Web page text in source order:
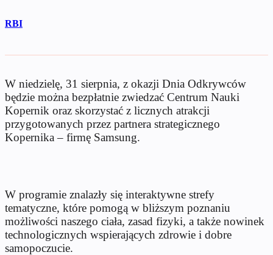
RBI
W niedzielę, 31 sierpnia, z okazji Dnia Odkrywców
będzie można bezpłatnie zwiedzać Centrum Nauki
Kopernik oraz skorzystać z licznych atrakcji
przygotowanych przez partnera strategicznego
Kopernika – firmę Samsung.
W programie znalazły się interaktywne strefy
tematyczne, które pomogą w bliższym poznaniu
możliwości naszego ciała, zasad fizyki, a także nowinek
technologicznych wspierających zdrowie i dobre
samopoczucie.